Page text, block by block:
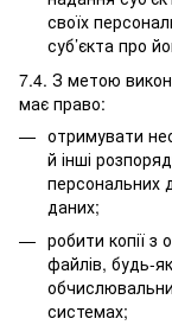
своїх
суб’єкта про
7.4. З метою
має право:
отримувати
й інші
персональних
даних;
робити копії з
файлів, будь-
системах;